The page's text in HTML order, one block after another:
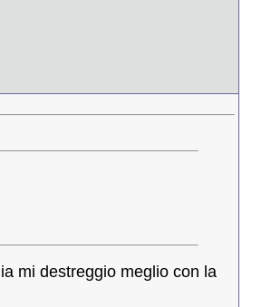
mi destreggio meglio con la